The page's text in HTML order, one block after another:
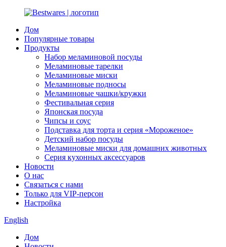
Дом
Популярные товары
Продукты
Набор меламиновой посуды
Меламиновые тарелки
Меламиновые миски
Меламиновые подносы
Меламиновые чашки/кружки
Фестивальная серия
Японская посуда
Чипсы и соус
Подставка для торта и серия «Мороженое»
Детский набор посуды
Меламиновые миски для домашних животных
Серия кухонных аксессуаров
Новости
О нас
Связаться с нами
Только для VIP-персон
Настройка
English
Дом